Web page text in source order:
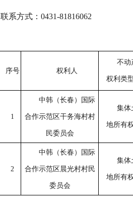
联系方式： 0431-81816062
序号 权利人
不动
权利类
1
中韩（长春）国际
合作示范区干务海村村
民委员会
集体
地所有
2
中韩（长春）国际
合作示范区晨光村村民
委员会
集体
地所有